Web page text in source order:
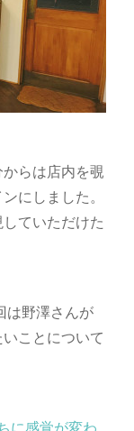
らは店内を覗
にしました。
ていただけた
野澤さんが
ことについて
に感覚が変わ